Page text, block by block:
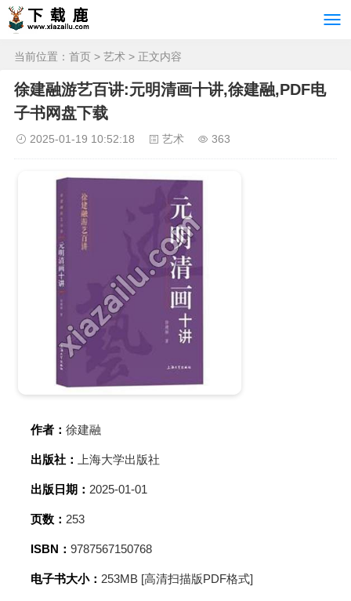
当前位置： 首页 > 艺术 > 正文内容
徐建融游艺百讲:元明清画十讲,徐建融,PDF电
子书网盘下载
2025-01-19 10:52:18 艺术 363
作者： 徐建融
出版社： 上海大学出版社
出版日期： 2025-01-01
页数： 253
ISBN： 9787567150768
电子书大小： 253MB [高清扫描版PDF格式]